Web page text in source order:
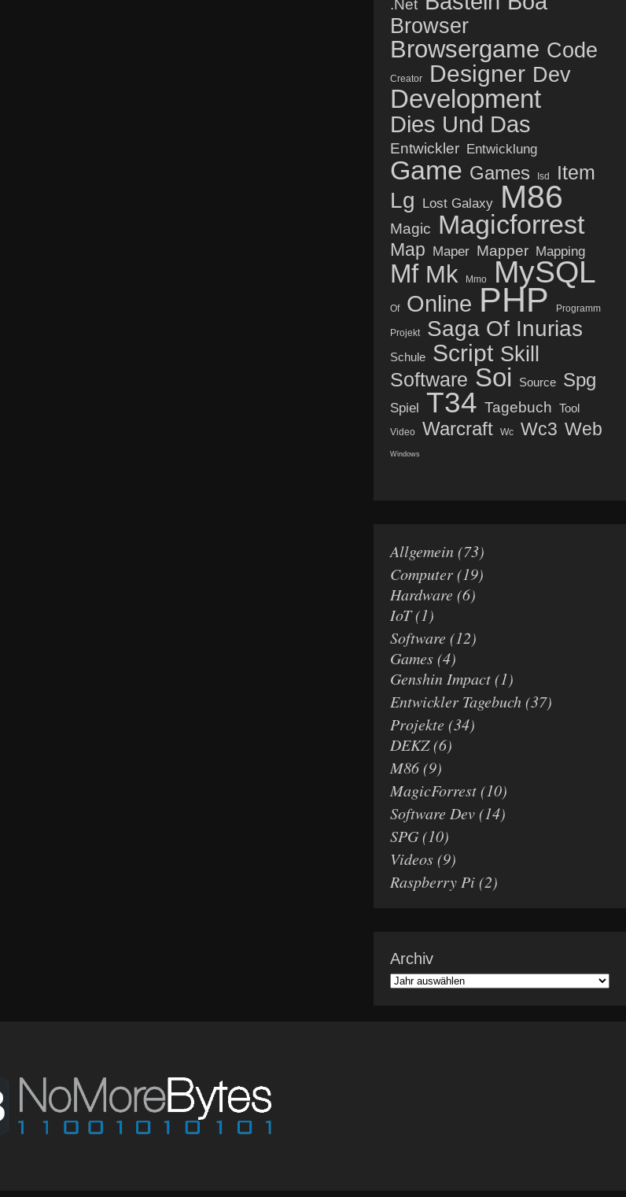
.net
Browser
Browsergame Code
Creator Designer Dev
Development
Dies Und Das
Entwickler Entwicklung
Game Games Isd Item
Lg Lost Galaxy M86
Magic Magicforrest
Map Maper Mapper Mapping
Mf Mk Mmo MySQL
Of Online PHP Programm
Projekt Saga Of Inurias
Schule Script Skill
Software Soi Source Spg
Spiel T34 Tagebuch Tool
Video Warcraft Wc Wc3 Web
Windows
Allgemein(73)
Computer(19)
Hardware(6)
IoT(1)
Software(12)
Games(4)
Genshin Impact(1)
Entwickler Tagebuch(37)
Projekte(34)
DEKZ(6)
M86(9)
MagicForrest(10)
Software Dev(14)
SPG(10)
Videos(9)
Raspberry Pi(2)
Archiv